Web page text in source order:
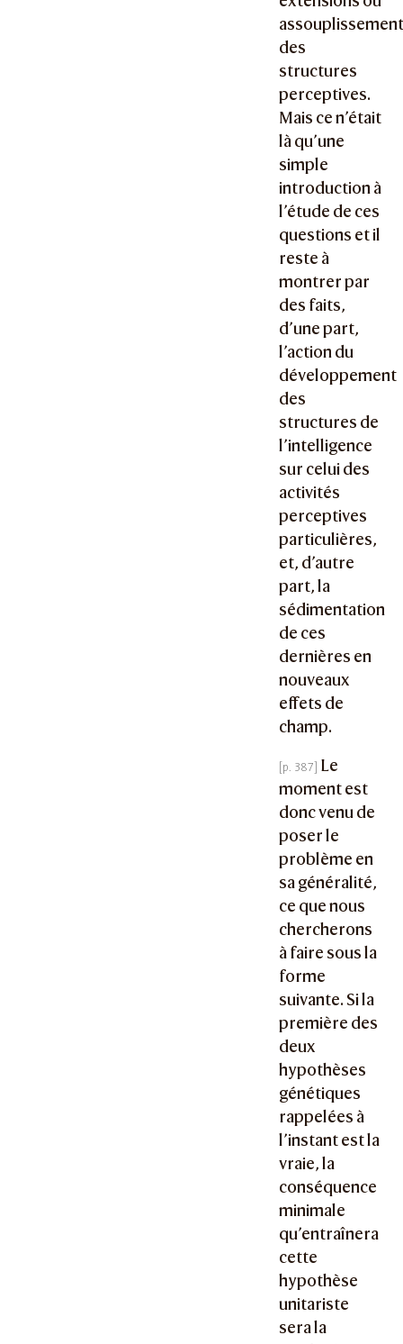
des
structures
perceptives.
Mais ce n’était
là qu’une
simple
introduction à
l’étude de ces
questions et il
reste à
montrer par
des faits,
d’une part,
l’action du
développement
des
structures de
l’intelligence
sur celui des
activités
perceptives
particulières,
et, d’autre
part, la
sédimentation
de ces
dernières en
nouveaux
effets de
champ.
Le
moment est
donc venu de
poser le
problème en
sa généralité,
ce que nous
chercherons
à faire sous la
forme
suivante. Si la
première des
deux
hypothèses
génétiques
rappelées à
l’instant est la
vraie, la
conséquence
minimale
qu’entraînera
cette
hypothèse
unitariste
sera la